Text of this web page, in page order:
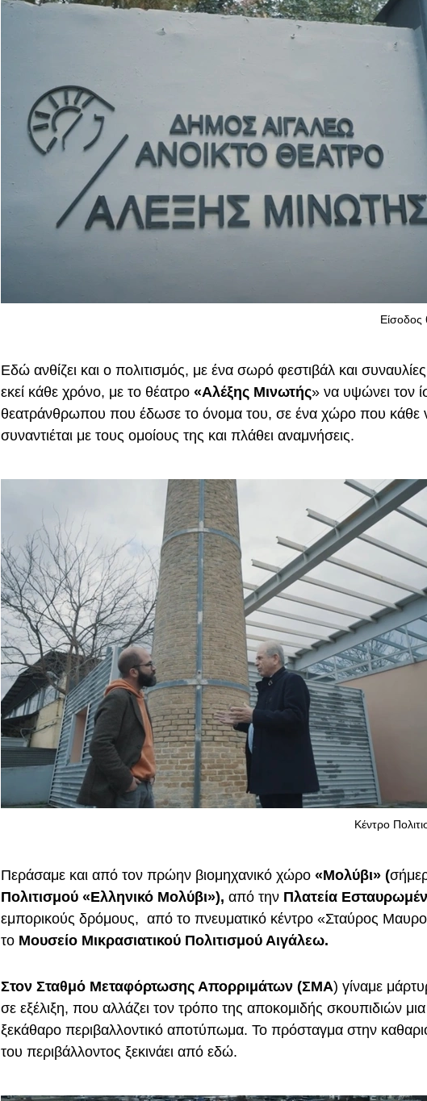
Eίσοδος
Εδώ ανθίζει και ο πολιτισμός, με ένα σωρό φεστιβάλ και
εκεί κάθε χρόνο, με το θέατρο «Αλέξης Μινωτής» να υψώνει τον
θεατράνθρωπου που έδωσε το όνομα του, σε ένα χώρο που κάθε
συναντιέται με τους ομοίους της και πλάθει αναμνήσεις.
Κέντρο
Περάσαμε και από τον πρώην βιομηχανικό χώρο «Μολύβι» (
Πολιτισμού «Ελληνικό Μολύβι»), από την Πλατεία
εμπορικούς δρόμους, από το πνευματικό κέντρο «Σταύρος
το Μουσείο Μικρασιατικού Πολιτισμού Αιγάλεω.
Στον Σταθμό Μεταφόρτωσης Απορριμάτων (ΣΜΑ) γίναμε
σε εξέλιξη, που αλλάζει τον τρόπο της αποκομιδής σκουπιδιών
ξεκάθαρο περιβαλλοντικό αποτύπωμα. Το πρόσταγμα στην
του περιβάλλοντος ξεκινάει από εδώ.